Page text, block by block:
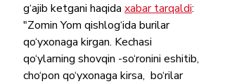
g‘ajib ketgani haqida xabar tarqaldi:
"Zomin Yom qishlog‘ida bu‌rilar
qo‘yxonaga kirgan. Kechasi
qo‘ylarning shovqin -so‘ronini eshitib,
cho‘pon qo‘yxonaga kirsa,  bo‘rilar